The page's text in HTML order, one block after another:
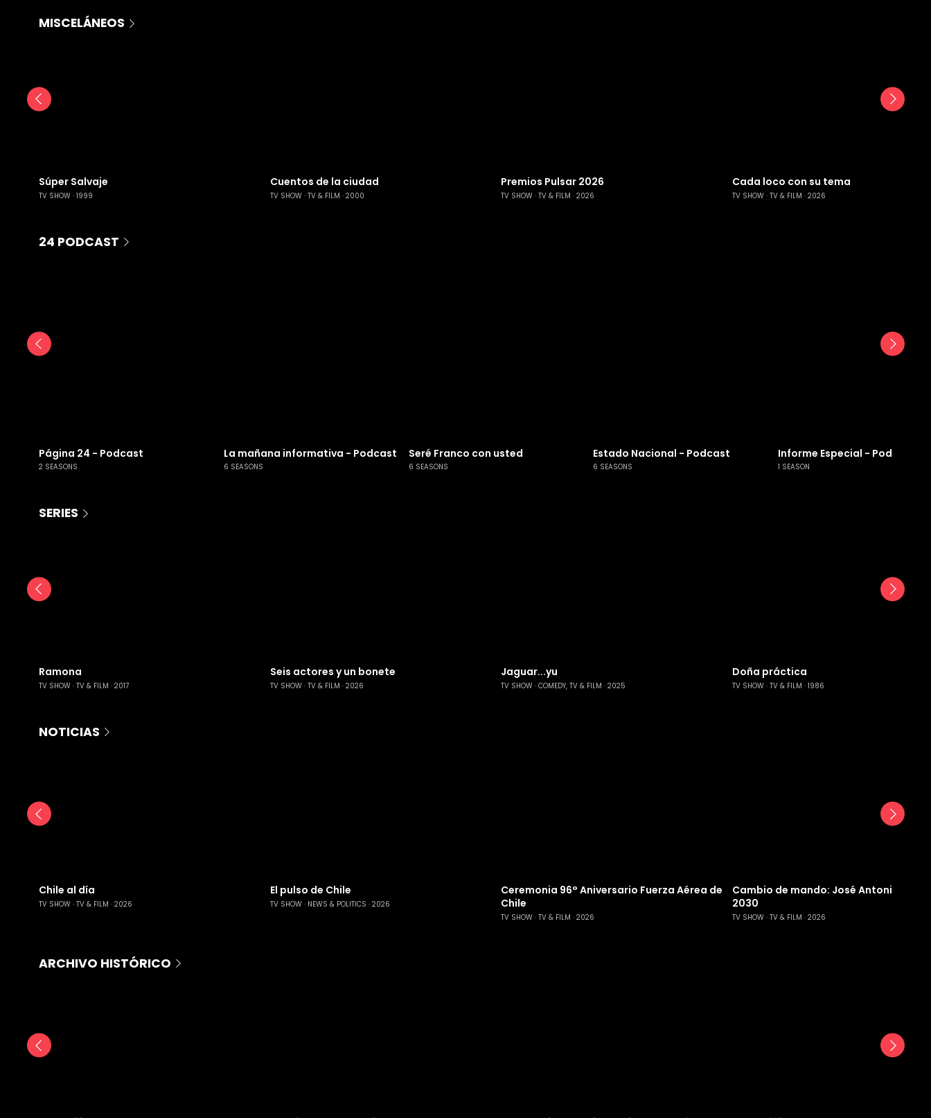
MISCELÁNEOS
Súper Salvaje
TV SHOW 1999
Cuentos de la ciudad
TV SHOW TV & FILM 2000
Premios Pulsar 2026
TV SHOW TV & FILM 2026
Cada loco con su tema
TV SHOW TV & FILM 2026
24 PODCAST
Página 24 - Podcast
2 SEASONS
La mañana informativa - Podcast
6 SEASONS
Seré Franco con usted
6 SEASONS
Estado Nacional - Podcast
6 SEASONS
Informe Especial - Podcast
1 SEASON
SERIES
Ramona
TV SHOW TV & FILM 2017
Seis actores y un bonete
TV SHOW TV & FILM 2026
Jaguar...yu
TV SHOW COMEDY, TV & FILM 2025
Doña práctica
TV SHOW TV & FILM 1986
NOTICIAS
Chile al día
TV SHOW TV & FILM 2026
El pulso de Chile
TV SHOW NEWS & POLITICS 2026
Ceremonia 96° Aniversario Fuerza Aérea de
Chile
TV SHOW TV & FILM 2026
Cambio de mando: José Antonio Kast
2030
TV SHOW TV & FILM 2026
ARCHIVO HISTÓRICO